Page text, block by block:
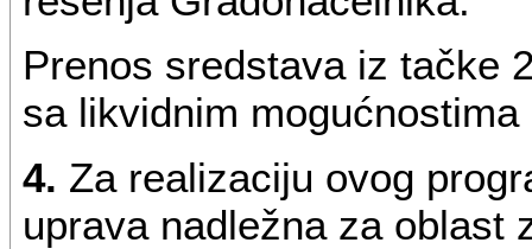
Prenos sredstava iz tačke
sa likvidnim
4. Za realizaciju ovog
uprava nadležna za oblast